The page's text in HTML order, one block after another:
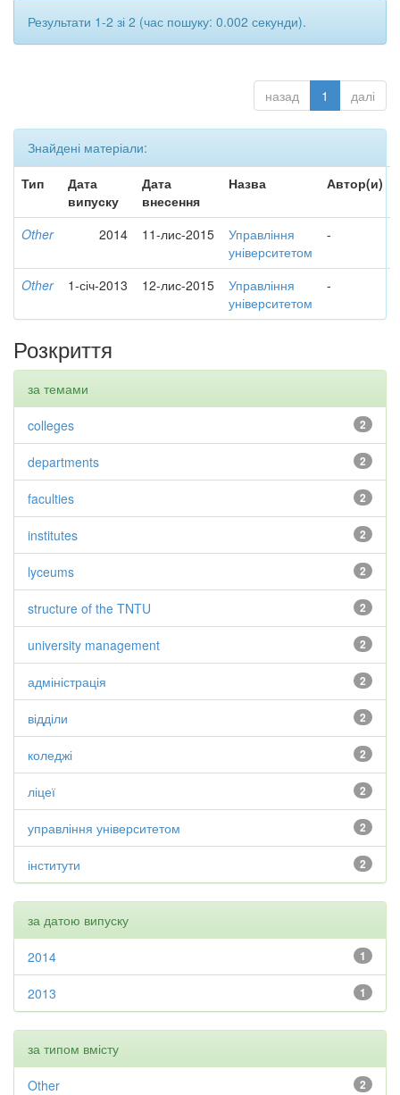
Результати 1-2 зі 2 (час пошуку: 0.002 секунди).
назад 1 далі
Знайдені матеріали:
Тип
Дата
випуску
Дата
внесення
Назва Автор(и)
Other 2014 11-лис-2015
Управління
університетом
-
Other 1-січ-2013 12-лис-2015
Управління
університетом
-
Розкриття
за темами
2
colleges
2
departments
2
faculties
2
institutes
2
lyceums
2
structure of the TNTU
2
university management
2
адміністрація
2
відділи
2
коледжі
2
ліцеї
2
управління університетом
2
інститути
за датою випуску
1
2014
1
2013
за типом вмісту
2
Other